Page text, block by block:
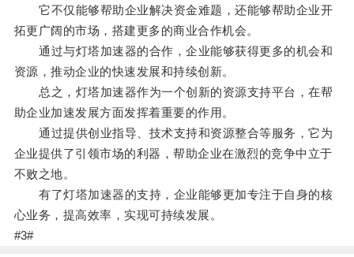
它不仅能够帮助企业解决资金难题，还能够帮助企业开
拓更广阔的市场，搭建更多的商业合作机会。
通过与灯塔加速器的合作，企业能够获得更多的机会和
资源，推动企业的快速发展和持续创新。
总之，灯塔加速器作为一个创新的资源支持平台，在帮
助企业加速发展方面发挥着重要的作用。
通过提供创业指导、技术支持和资源整合等服务，它为
企业提供了引领市场的利器，帮助企业在激烈的竞争中立于
不败之地。
有了灯塔加速器的支持，企业能够更加专注于自身的核
心业务，提高效率，实现可持续发展。
#3#